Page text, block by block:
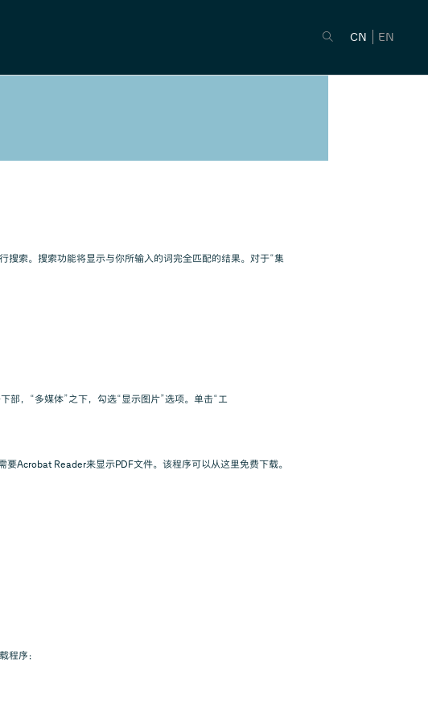
CN EN
搜索。搜索功能将显示与你所输入的词完全匹配的结果。对于“集
，“多媒体”之下，勾选“显示图片”选项。单击“工
Acrobat Reader来显示PDF文件。该程序可以从这里免费下载。
程序：